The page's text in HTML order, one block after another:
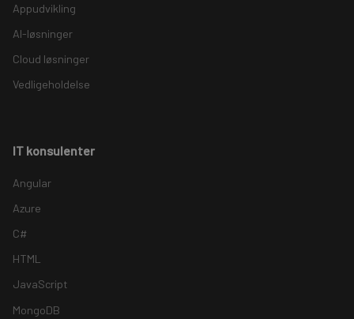
Appudvikling
AI-løsninger
Cloud løsninger
Vedligeholdelse
IT konsulenter
Angular
Azure
C#
HTML
JavaScript
MongoDB